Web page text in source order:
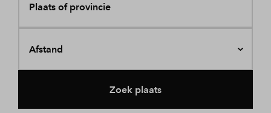
Plaats of provincie
Afstand
Zoek plaats